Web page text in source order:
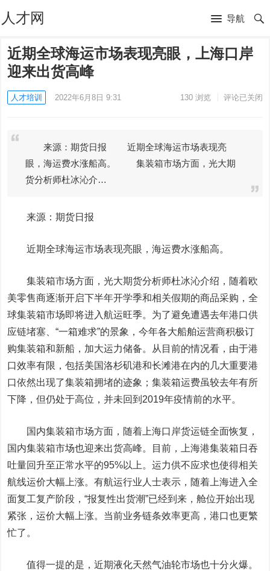
人才网 导航
近期全球海运市场表现亮眼，上海口岸
迎来出货高峰
人才培训 2022年6月8日 9:31 130浏览 评论已关闭
来源：期货日报 近期全球海运市场表现亮
眼，海运费水涨船高。 集装箱市场方面，光大期
货分析师杜冰沁介…
来源：期货日报
近期全球海运市场表现亮眼，海运费水涨船高。
集装箱市场方面，光大期货分析师杜冰沁介绍，随着欧
美零售商逐渐开启下半年开学季和相关假期的商品采购，全
球集装箱市场即将进入航运旺季。为了避免遭遇去年港口供
应链堵塞、“一箱难求”的景象，今年各大船舶运营商积极订
购集装箱和新船，加大运力储备。从目前的情况看，由于港
口效率有限，包括美国洛杉矶港和长滩港在内的几大重要港
口依然出现了集装箱拥堵的迹象；集装箱运费虽较去年有所
下降，但仍处于高位，并未回到2019年疫情前的水平。
国内集装箱市场方面，随着上海口岸货运链全面恢复，
国内集装箱市场也迎来出货高峰。目前，上海港集装箱日吞
吐量回升至正常水平的95%以上。运力供不应求也使得相关
航线运价大幅上涨。有航运行业人士表示，随着上海进入全
面复工复产阶段，“报复性出货潮”已经到来，舱位开始出现
紧张，运价大幅上涨。当前业务链条效率更高，港口也更繁
忙了。
值得一提的是，近期液化天然气油轮市场也十分火爆。